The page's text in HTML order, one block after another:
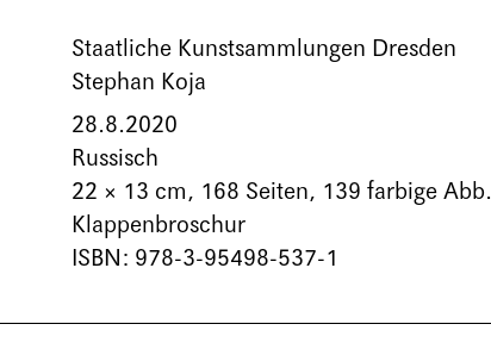
Staatliche Kunstsammlungen Dresden
Stephan Koja
28.8.2020
Russisch
22 × 13 cm, 168 Seiten, 139 farbige Abb.
Klappenbroschur
ISBN: 978-3-95498-537-1